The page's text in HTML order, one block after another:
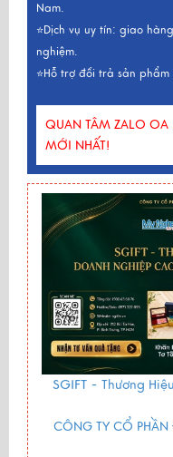
Nam.
⭐Dịch vụ uy tín: giao
nghiệm.
⭐Hỗ trợ đổi trả sản
QUAN TÂM ZALO OA
MỚI NHẤT!
SGIFT - Thương
CÔNG TY CỔ PHẦN